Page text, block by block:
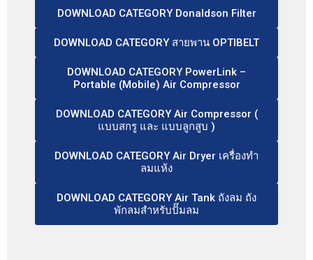
DOWNLOAD CATEGORY Donaldson Filter
DOWNLOAD CATEGORY สายพาน OPTIBELT
DOWNLOAD CATEGORY PowerLink –
Portable (Mobile) Air Compressor
DOWNLOAD CATEGORY Air Compressor (
แบบสกรู และ แบบลูกสูบ )
DOWNLOAD CATEGORY Air Dryer เครื่องทำ
ลมแห้ง
DOWNLOAD CATEGORY Air Tank ถังลม ถัง
พักลมสำหรับปั๊มลม